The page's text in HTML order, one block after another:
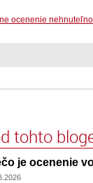
ocenenie
tohto
je ocenenie